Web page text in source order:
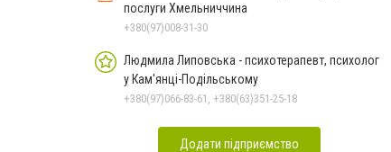
послуги Хмельниччина
+380(97)008-31-30
Людмила Липовська - психотерапевт, психолог
у Кам'янці-Подільському
+380(97)066-83-61, +380(63)351-25-18
Додати підприємство